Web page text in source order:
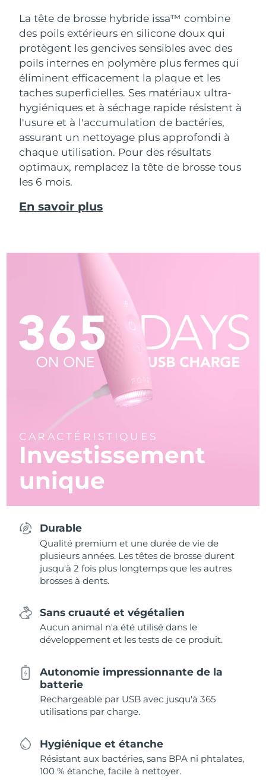
La tête de brosse hybride issa™ combine
des poils extérieurs en silicone doux qui
protègent les gencives sensibles avec des
poils internes en polymère plus fermes qui
éliminent efficacement la plaque et les
taches superficielles. Ses matériaux ultra-
hygiéniques et à séchage rapide résistent à
l'usure et à l'accumulation de bactéries,
assurant un nettoyage plus approfondi à
chaque utilisation. Pour des résultats
optimaux, remplacez la tête de brosse tous
les 6 mois.
En savoir plus
CARACTÉRISTIQUES
Investissement
unique
Durable
Qualité premium et une durée de vie de
plusieurs années. Les têtes de brosse durent
jusqu'à 2 fois plus longtemps que les autres
brosses à dents.
Sans cruauté et végétalien
Aucun animal n'a été utilisé dans le
développement et les tests de ce produit.
Autonomie impressionnante de la
batterie
Rechargeable par USB avec jusqu'à 365
utilisations par charge.
Hygiénique et étanche
Résistant aux bactéries, sans BPA ni phtalates,
100 % étanche, facile à nettoyer.